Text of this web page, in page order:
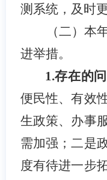
测系统，及时
（二）本
进举措。
1.存在的问
便民性、有效
生政策、办事
需加强 ；二是
度有待进一步